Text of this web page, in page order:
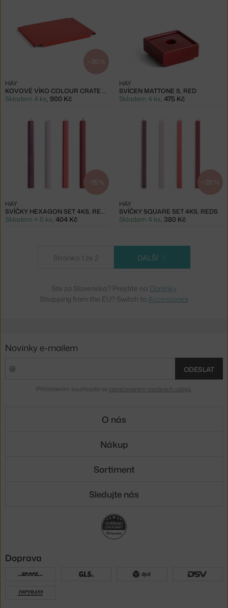
−20 %
KOVOVÉ VÍKO COLOUR CRATE M, RED
HAY
Skladem 4 ks, 900 Kč
SVÍCEN MATTONE S, RED
HAY
Skladem 4 ks, 475 Kč
−15 %
SVÍČKY HEXAGON SET 4KS, REDS
HAY
Skladem > 5 ks, 404 Kč
−20 %
SVÍČKY SQUARE SET 4KS, REDS
HAY
Skladem 4 ks, 380 Kč
Stránka 1 ze 2 DALŠÍ
Ste zo Slovenska? Prejdite na Doplnky
Shopping from the EU? Switch to Accessories
Novinky e-mailem
ODESLAT
Přihlášením souhlasíte se zpracováním osobních údajů
O nás
Nákup
Sortiment
Sledujte nás
Doprava